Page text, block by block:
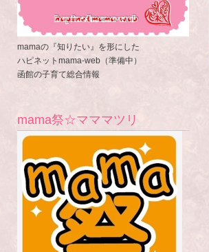
mamaの『知りたい』を形にした
ハピネットmama-web（準備中）
函館の子育て総合情報
mama祭☆マママツリ